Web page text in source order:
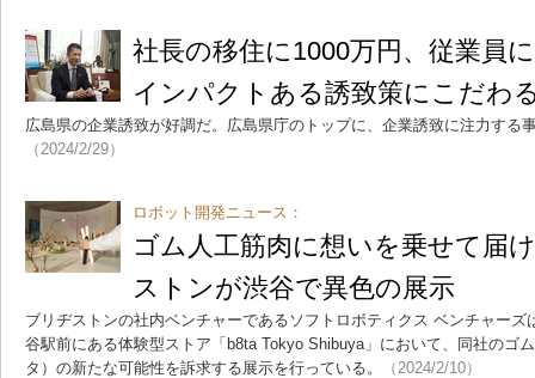
社長の移住に1000万円、従業員
インパクトある誘致策にこだわ
広島県の企業誘致が好調だ。広島県庁のトップに、企業誘致に注力する
（2024/2/29）
ロボット開発ニュース：
ゴム人工筋肉に想いを乗せて届
ストンが渋谷で異色の展示
ブリヂストンの社内ベンチャーであるソフトロボティクス ベンチャーズ
谷駅前にある体験型ストア「b8ta Tokyo Shibuya」において、同社のゴ
タ）の新たな可能性を訴求する展示を行っている。
（2024/2/10）